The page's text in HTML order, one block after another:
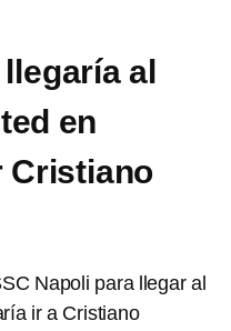
al
en
Cristiano
Napoli para llegar al
ir a Cristiano